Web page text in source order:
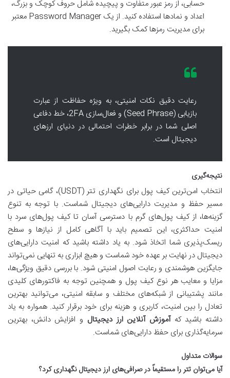
حسابی، از رمز عبور متفاوت و پیچیده شامل حروف کوچک و بزرگ،
اعداد و نمادها استفاده کنید. از یک Password Manager معتبر
برای مدیریت رمزها کمک بگیرید.
رعایت دقیق نکات امنیتی، به ویژه حفاظت از عبارت
بازیابی (Seed Phrase) و فعال‌سازی 2FA، خط دفاعی
اصلی شما در برابر خطرات احتمالی در دنیای ارزهای
دیجیتال است.
نتیجه‌گیری
انتخاب امن‌ترین کیف پول برای نگهداری تتر (USDT)، گامی حیاتی در
مسیر حفظ و مدیریت دارایی‌های دیجیتال شماست. با توجه به تنوع
گزینه‌ها، از کیف پول‌های گرم با دسترسی آسان تا کیف پول‌های سرد با
امنیت حداکثری، این تصمیم باید با آگاهی کامل از نیازها و سطح
ریسک‌پذیری شما اتخاذ شود. به یاد داشته باشید که امنیت دارایی‌های
دیجیتال در نهایت بر عهده خود شماست و هیچ ابزاری به تنهایی نمی‌تواند
جایگزین هوشمندی و رعایت اصول امنیتی شود. با بررسی دقیق ویژگی‌ها،
مزایا و معایب هر نوع کیف پول و همچنین توجه به فاکتورهای کلیدی
مانند پشتیبانی از شبکه‌های مختلف و سابقه امنیتی، می‌توانید بهترین
تعادل را بین امنیت، کاربری و هزینه برای خود برقرار کنید. همواره به یاد
داشته باشید که آموزش آنلاین ارز دیجیتال و افزایش دانش، بهترین
سرمایه‌گذاری برای حفظ دارایی‌های شماست.
سوالات متداول
آیا می‌توان تتر را مستقیماً در صرافی‌های ارز دیجیتال نگهداری کرد؟